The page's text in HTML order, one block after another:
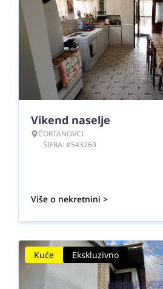
Vikend naselje
ČORTANOVCI
ŠIFRA: #543260
Više o nekretnini >
Kuće Ekskluzivno